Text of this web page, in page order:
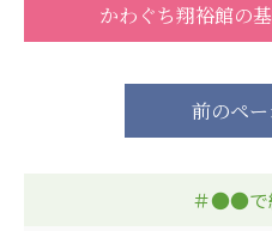
かわぐち翔裕館の
前のペ
＃●●で